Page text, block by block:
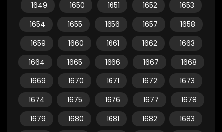
1649
1650 1651 1652
1653
1654
1655 1656 1657
1658
1659
1660 1661 1662
1663
1664
1665 1666 1667
1668
1669
1670 1671 1672
1673
1674
1675 1676 1677
1678
1679
1680 1681 1682
1683